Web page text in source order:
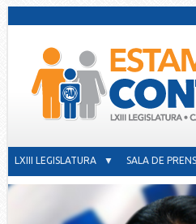
LXIII LEGISLATURA ▼ SALA DE